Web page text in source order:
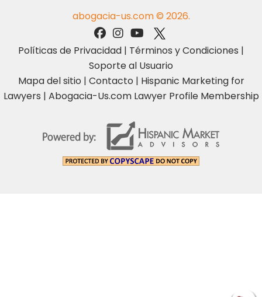
abogacia-us.com © 2026.
Políticas de Privacidad | Términos y Condiciones |
Soporte al Usuario
Mapa del sitio | Contacto | Hispanic Marketing for
Lawyers | Abogacia-Us.com Lawyer Profile Membership